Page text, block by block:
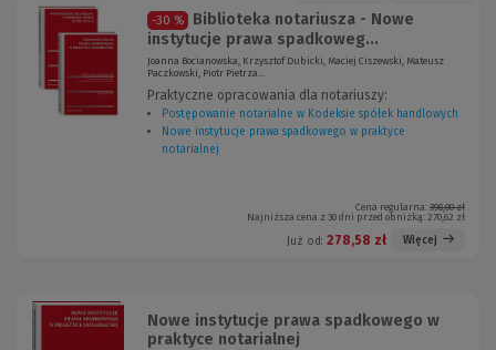
-30 %
Biblioteka notariusza - Nowe
instytucje prawa spadkoweg...
Joanna Bocianowska, Krzysztof Dubicki, Maciej Ciszewski, Mateusz
Paczkowski, Piotr Pietrza...
Praktyczne opracowania dla notariuszy:
Postępowanie notarialne w Kodeksie spółek handlowych
Nowe instytucje prawa spadkowego w praktyce
notarialnej
Cena regularna: 398,00 zł
Najniższa cena z 30 dni przed obniżką: 270,62 zł
Już od: 278,58 zł Więcej
Nowe instytucje prawa spadkowego w
praktyce notarialnej